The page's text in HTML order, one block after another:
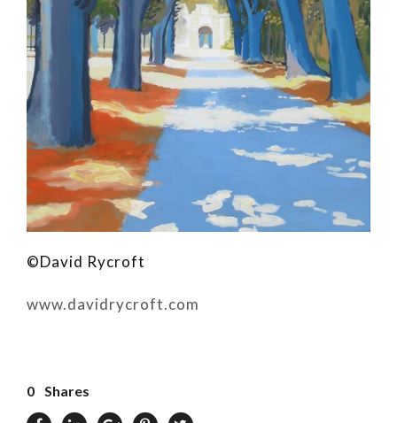
©David Rycroft
www.davidrycroft.com
0 Shares